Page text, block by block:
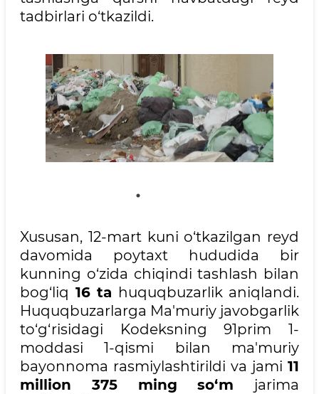
tadbirlari o‘tkazildi.
Xususan, 12-mart kuni o‘tkazilgan reyd
davomida poytaxt hududida bir
kunning o‘zida chiqindi tashlash bilan
bog‘liq 16 ta huquqbuzarlik aniqlandi.
Huquqbuzarlarga Ma'muriy javobgarlik
to‘g‘risidagi Kodeksning 91prim 1-
moddasi 1-qismi bilan ma'muriy
bayonnoma rasmiylashtirildi va jami 11
million 375 ming so‘m jarima